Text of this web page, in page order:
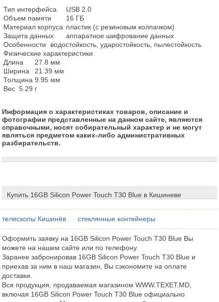
Тип интерфейса	USB 2.0
Объем памяти	16 ГБ
Материал корпуса	пластик (с резиновым колпачком)
Защита данных	аппаратное шифрование данных
Особенности	водостойкость, ударостойкость, пылестойкость
Физические характеристики
Длина	27.8 мм
Ширина	21.39 мм
Толщина	9.95 мм
Вес	5.29 г
Информация о характеристиках товаров, описание и
фотографии представленные на данном сайте, являются
справочными, носят собирательный характер и не могут
являться предметом каких-либо административных
разбирательств.
Купить 16GB Silicon Power Touch T30 Blue в Кишиневе
телескопы Кишинёв стеклянные контейнеры
Оформить заявку на 16GB Silicon Power Touch T30 Blue Вы
можете на нашем сайте или по телефону.
Заранее забронировав 16GB Silicon Power Touch T30 Blue и
приехав за ним в наш магазин, Вы сэкономите на оплате
доставки.
Вся продукция, продаваемая магазином WWW.TEXET.MD,
включая 16GB Silicon Power Touch T30 Blue официально